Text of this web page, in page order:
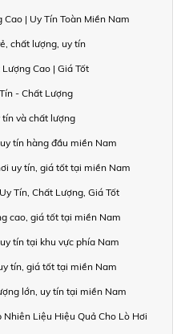
| Uy Tín Toàn Miền Nam
chất lượng, uy tín
Cao | Giá Tốt
- Chất Lượng
và chất lượng
tín hàng đầu miền Nam
uy tín, giá tốt tại miền Nam
Tín, Chất Lượng, Giá Tốt
cao, giá tốt tại miền Nam
tín tại khu vực phía Nam
tín, giá tốt tại miền Nam
lớn, uy tín tại miền Nam
Nhiên Liệu Hiệu Quả Cho Lò Hơi